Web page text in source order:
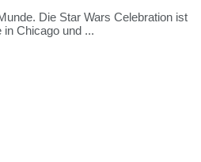
Die Star Wars Celebration ist
Chicago und ...